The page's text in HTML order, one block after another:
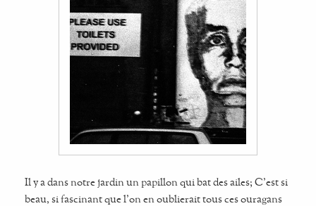
Il y a dans notre jardin un papillon qui bat des ailes; C'est si
beau, si fascinant que l'on en oublierait tous ces ouragans